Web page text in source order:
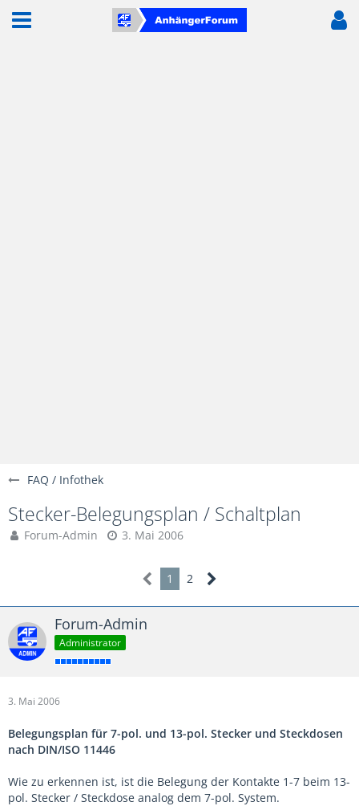
FAQ / Infothek
Stecker-Belegungsplan / Schaltplan
Forum-Admin 3. Mai 2006
1 2
Forum-Admin
Administrator
3. Mai 2006
Belegungsplan für 7-pol. und 13-pol. Stecker und Steckdosen
nach DIN/ISO 11446
Wie zu erkennen ist, ist die Belegung der Kontakte 1-7 beim 13-
pol. Stecker / Steckdose analog dem 7-pol. System.